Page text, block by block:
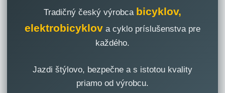
Tradičný český výrobca bicyklov,
elektrobicyklov a cyklo príslušenstva pre
každého.
Jazdi štýlovo, bezpečne a s istotou kvality
priamo od výrobcu.